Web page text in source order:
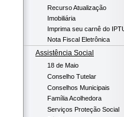
Recurso Atualização
Imobiliária
Imprima seu carnê do
Nota Fiscal Eletrônica
Assistência Social
18 de Maio
Conselho Tutelar
Conselhos Municipais
Família Acolhedora
Serviços Proteção Social